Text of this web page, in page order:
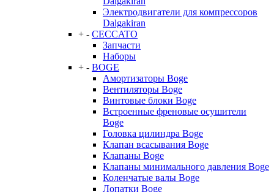
Электродвигатели для компрессоров
Dalgakiran
+ - CECCATO
Запчасти
Наборы
+ - BOGE
Амортизаторы Boge
Вентиляторы Boge
Винтовые блоки Boge
Встроенные френовые осушители
Boge
Головка цилиндра Boge
Клапан всасывания Boge
Клапаны Boge
Клапаны минимального давления Boge
Коленчатые валы Boge
Лопатки Boge